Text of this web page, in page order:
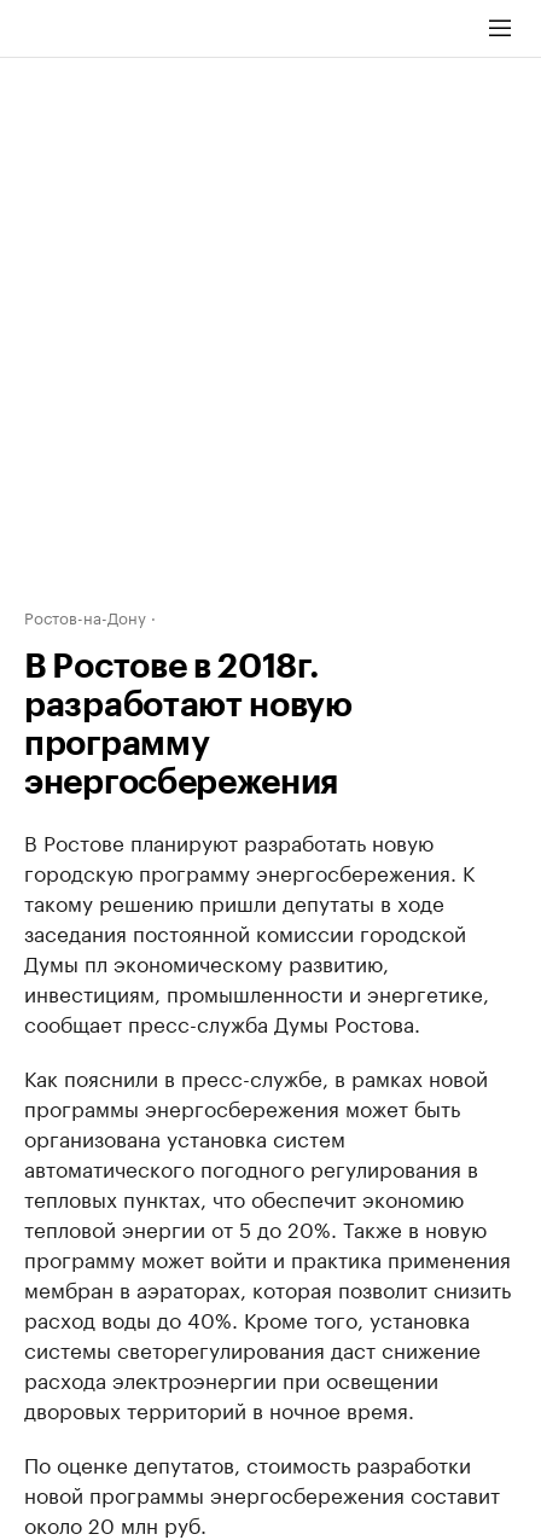
Ростов-на-Дону
В Ростове в 2018г.
разработают новую
программу
энергосбережения
В Ростове планируют разработать новую
городскую программу энергосбережения. К
такому решению пришли депутаты в ходе
заседания постоянной комиссии городской
Думы пл экономическому развитию,
инвестициям, промышленности и энергетике,
сообщает пресс-служба Думы Ростова.
Как пояснили в пресс-службе, в рамках новой
программы энергосбережения может быть
организована установка систем
автоматического погодного регулирования в
тепловых пунктах, что обеспечит экономию
тепловой энергии от 5 до 20%. Также в новую
программу может войти и практика применения
мембран в аэраторах, которая позволит снизить
расход воды до 40%. Кроме того, установка
системы светорегулирования даст снижение
расхода электроэнергии при освещении
дворовых территорий в ночное время.
По оценке депутатов, стоимость разработки
новой программы энергосбережения составит
около 20 млн руб.